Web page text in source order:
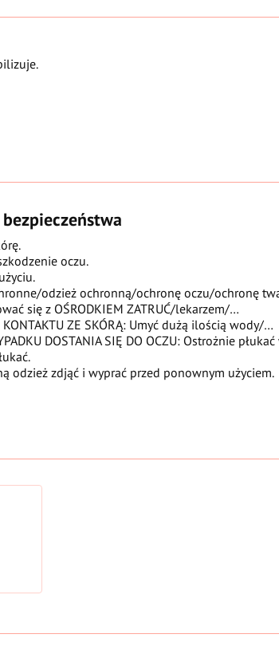
oczu.
odzież ochronną/ochronę oczu/ochronę
się z OŚRODKIEM ZATRUĆ/lekarzem/…
ZE SKÓRĄ: Umyć dużą ilością wody/…
DOSTANIA SIĘ DO OCZU: Ostrożnie
odzież zdjąć i wyprać przed ponownym użyciem.